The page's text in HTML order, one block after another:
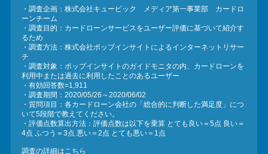
・調査企画：株式会社キュービック メディア第一事業部 カードロ
ーンチーム
・調査目的：カードローンサービスをユーザー評価に基づいて紹介す
るため
・調査方法：株式会社ポップインサイトによるインターネットリサー
チ
・調査対象：ポップインサイトのガイドモニタの内、カードローンを
利用中または過去に利用したことのあるユーザー
・有効回答数=1,911
・調査期間：2020/05/26～2020/06/02
・質問項目：各カードローン会社の「総合的に判断した満足度」につ
いて5段階で教えてください。
・評価点数算出方法：評価点数は以下を乗算 とても良い＝5点 良い＝
4点 ふつう＝3点 悪い＝2点 とても悪い＝1点
調査の詳細はこちら